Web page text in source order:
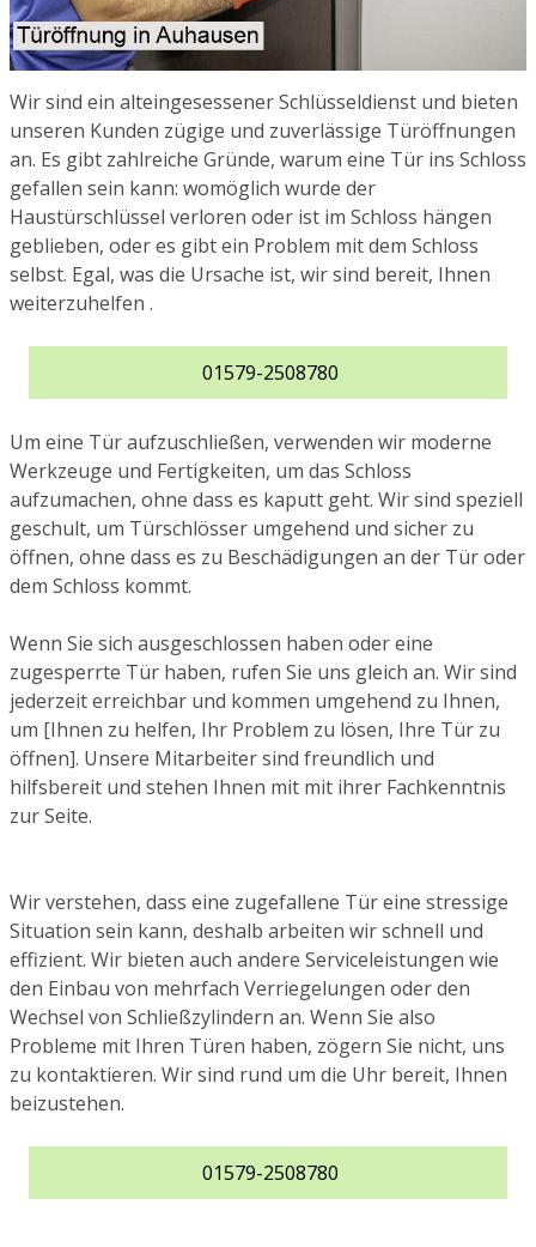
Wir sind ein alteingesessener Schlüsseldienst und bieten
unseren Kunden zügige und zuverlässige Türöffnungen
an. Es gibt zahlreiche Gründe, warum eine Tür ins Schloss
gefallen sein kann: womöglich wurde der
Haustürschlüssel verloren oder ist im Schloss hängen
geblieben, oder es gibt ein Problem mit dem Schloss
selbst. Egal, was die Ursache ist, wir sind bereit, Ihnen
weiterzuhelfen .
01579-2508780
Um eine Tür aufzuschließen, verwenden wir moderne
Werkzeuge und Fertigkeiten, um das Schloss
aufzumachen, ohne dass es kaputt geht. Wir sind speziell
geschult, um Türschlösser umgehend und sicher zu
öffnen, ohne dass es zu Beschädigungen an der Tür oder
dem Schloss kommt.
Wenn Sie sich ausgeschlossen haben oder eine
zugesperrte Tür haben, rufen Sie uns gleich an. Wir sind
jederzeit erreichbar und kommen umgehend zu Ihnen,
um [Ihnen zu helfen, Ihr Problem zu lösen, Ihre Tür zu
öffnen]. Unsere Mitarbeiter sind freundlich und
hilfsbereit und stehen Ihnen mit mit ihrer Fachkenntnis
zur Seite.
Wir verstehen, dass eine zugefallene Tür eine stressige
Situation sein kann, deshalb arbeiten wir schnell und
effizient. Wir bieten auch andere Serviceleistungen wie
den Einbau von mehrfach Verriegelungen oder den
Wechsel von Schließzylindern an. Wenn Sie also
Probleme mit Ihren Türen haben, zögern Sie nicht, uns
zu kontaktieren. Wir sind rund um die Uhr bereit, Ihnen
beizustehen.
01579-2508780